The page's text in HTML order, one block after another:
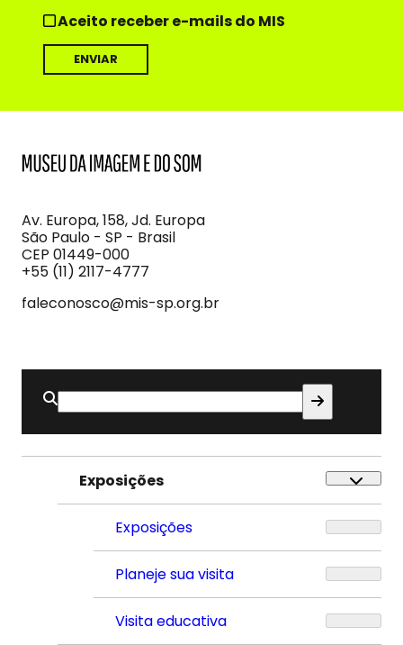
Aceito receber e-mails do MIS
Imagem
e
do
Som
Av. Europa, 158, Jd. Europa
São Paulo - SP - Brasil
CEP 01449-000
+55 (11) 2117-4777
faleconosco@mis-sp.org.br
Buscar
por:
Exposições
Exposições
Planeje sua visita
Visita educativa